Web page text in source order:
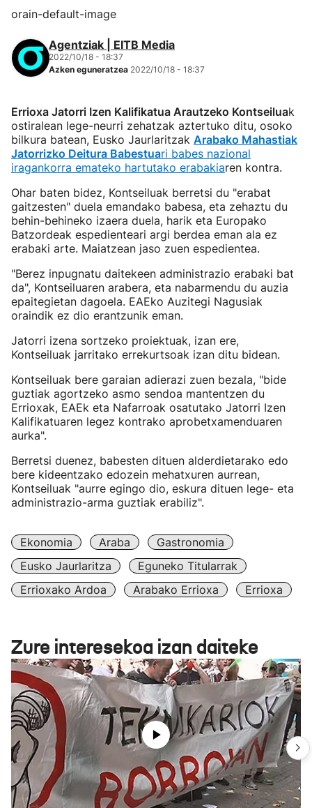
orain-default-image
Agentziak | EITB Media
2022/10/18 - 18:37
Azken eguneratzea 2022/10/18 - 18:37
Errioxa Jatorri Izen Kalifikatua Arautzeko Kontseiluak
ostiralean lege-neurri zehatzak aztertuko ditu, osoko
bilkura batean, Eusko Jaurlaritzak Arabako Mahastiak
Jatorrizko Deitura Babestuari babes nazional
iragankorra emateko hartutako erabakiaren kontra.
Ohar baten bidez, Kontseiluak berretsi du "erabat
gaitzesten" duela emandako babesa, eta zehaztu du
behin-behineko izaera duela, harik eta Europako
Batzordeak espedienteari argi berdea eman ala ez
erabaki arte. Maiatzean jaso zuen espedientea.
"Berez inpugnatu daitekeen administrazio erabaki bat
da", Kontseiluaren arabera, eta nabarmendu du auzia
epaitegietan dagoela. EAEko Auzitegi Nagusiak
oraindik ez dio erantzunik eman.
Jatorri izena sortzeko proiektuak, izan ere,
Kontseiluak jarritako errekurtsoak izan ditu bidean.
Kontseiluak bere garaian adierazi zuen bezala, "bide
guztiak agortzeko asmo sendoa mantentzen du
Errioxak, EAEk eta Nafarroak osatutako Jatorri Izen
Kalifikatuaren legez kontrako aprobetxamenduaren
aurka".
Berretsi duenez, babesten dituen alderdietarako edo
bere kideentzako edozein mehatxuren aurrean,
Kontseiluak "aurre egingo dio, eskura dituen lege- eta
administrazio-arma guztiak erabiliz".
Ekonomia Araba
Gastronomia
Eusko Jaurlaritza
Eguneko Titularrak
Errioxako Ardoa
Arabako Errioxa Errioxa
Zure interesekoa izan daiteke